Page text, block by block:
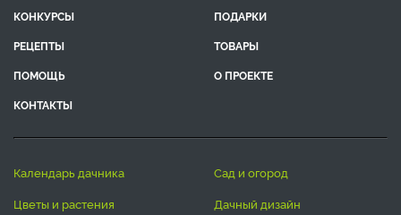
КОНКУРСЫ
ПОДАРКИ
РЕЦЕПТЫ
ТОВАРЫ
ПОМОЩЬ
О ПРОЕКТЕ
КОНТАКТЫ
календарь дачника
сад и огород
цветы и растения
дачный дизайн